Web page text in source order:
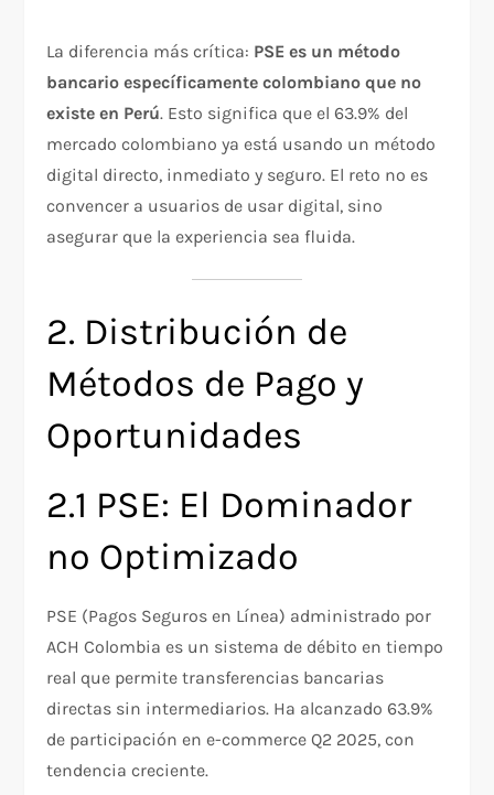
La diferencia más crítica: PSE es un método
bancario específicamente colombiano que no
existe en Perú. Esto significa que el 63.9% del
mercado colombiano ya está usando un método
digital directo, inmediato y seguro. El reto no es
convencer a usuarios de usar digital, sino
asegurar que la experiencia sea fluida.
2. Distribución de
Métodos de Pago y
Oportunidades
2.1 PSE: El Dominador
no Optimizado
PSE (Pagos Seguros en Línea) administrado por
ACH Colombia es un sistema de débito en tiempo
real que permite transferencias bancarias
directas sin intermediarios. Ha alcanzado 63.9%
de participación en e-commerce Q2 2025, con
tendencia creciente.​